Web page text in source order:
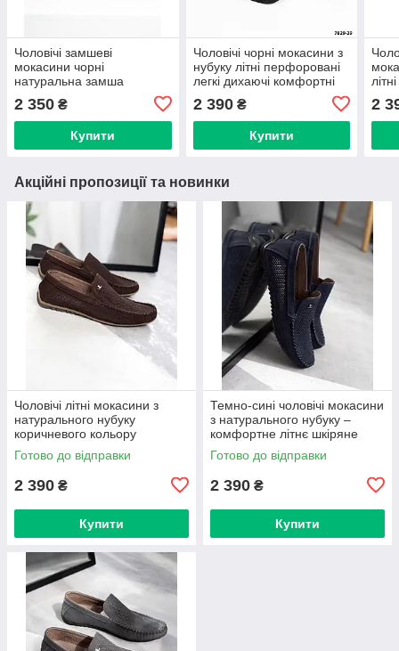
Чоловічі замшеві
мокасини чорні
натуральна замша
комфортні легкі класичні
40-45
2 350 ₴
Купити
Чоловічі чорні мокасини з
нубуку літні перфоровані
легкі дихаючі комфортні
2 390₴
Купити
2
Акційні пропозиції та новинки
Чоловічі літні мокасини з
натурального нубуку
коричневого кольору
Готово до відправки
2 390 ₴
Купити
Темно-сині чоловічі мокасини
з натурального нубуку –
комфортне літнє шкіряне
взуття на кожен день
Готово до відправки
2 390 ₴
Купити